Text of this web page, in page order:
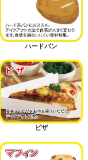
ハードパン
ピザ